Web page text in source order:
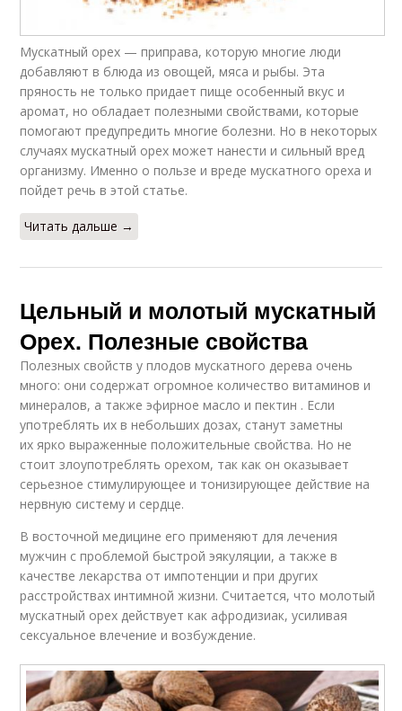
Мускатный орех — приправа, которую многие люди
добавляют в блюда из овощей, мяса и рыбы. Эта
пряность не только придает пище особенный вкус и
аромат, но обладает полезными свойствами, которые
помогают предупредить многие болезни. Но в некоторых
случаях мускатный орех может нанести и сильный вред
организму. Именно о пользе и вреде мускатного ореха и
пойдет речь в этой статье.
Читать дальше →
Цельный и молотый мускатный
Орех. Полезные свойства
Полезных свойств у плодов мускатного дерева очень
много: они содержат огромное количество витаминов и
минералов, а также эфирное масло и пектин . Если
употреблять их в небольших дозах, станут заметны
их ярко выраженные положительные свойства. Но не
стоит злоупотреблять орехом, так как он оказывает
серьезное стимулирующее и тонизирующее действие на
нервную систему и сердце.
В восточной медицине его применяют для лечения
мужчин с проблемой быстрой эякуляции, а также в
качестве лекарства от импотенции и при других
расстройствах интимной жизни. Считается, что молотый
мускатный орех действует как афродизиак, усиливая
сексуальное влечение и возбуждение.